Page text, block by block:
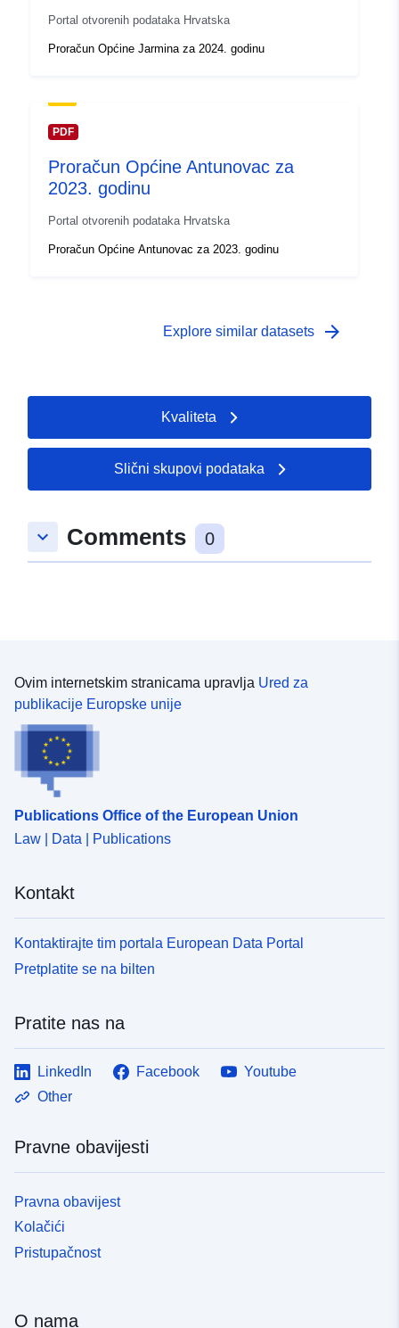
Portal otvorenih podataka Hrvatska
Proračun Općine Jarmina za 2024. godinu
PDF
Proračun Općine Antunovac za
2023. godinu
Portal otvorenih podataka Hrvatska
Proračun Općine Antunovac za 2023. godinu
Explore similar datasets arrow_forward
Kvaliteta
Slični skupovi podataka
keyboard_arrow_down Comments 0
Ovim internetskim stranicama upravlja Ured za
publikacije Europske unije
Publications Office of the European Union
Law | Data | Publications
Kontakt
Kontaktirajte tim portala European Data Portal
Pretplatite se na bilten
Pratite nas na
LinkedIn Facebook
Youtube
Other
Pravne obavijesti
Pravna obavijest
Kolačići
Pristupačnost
O nama